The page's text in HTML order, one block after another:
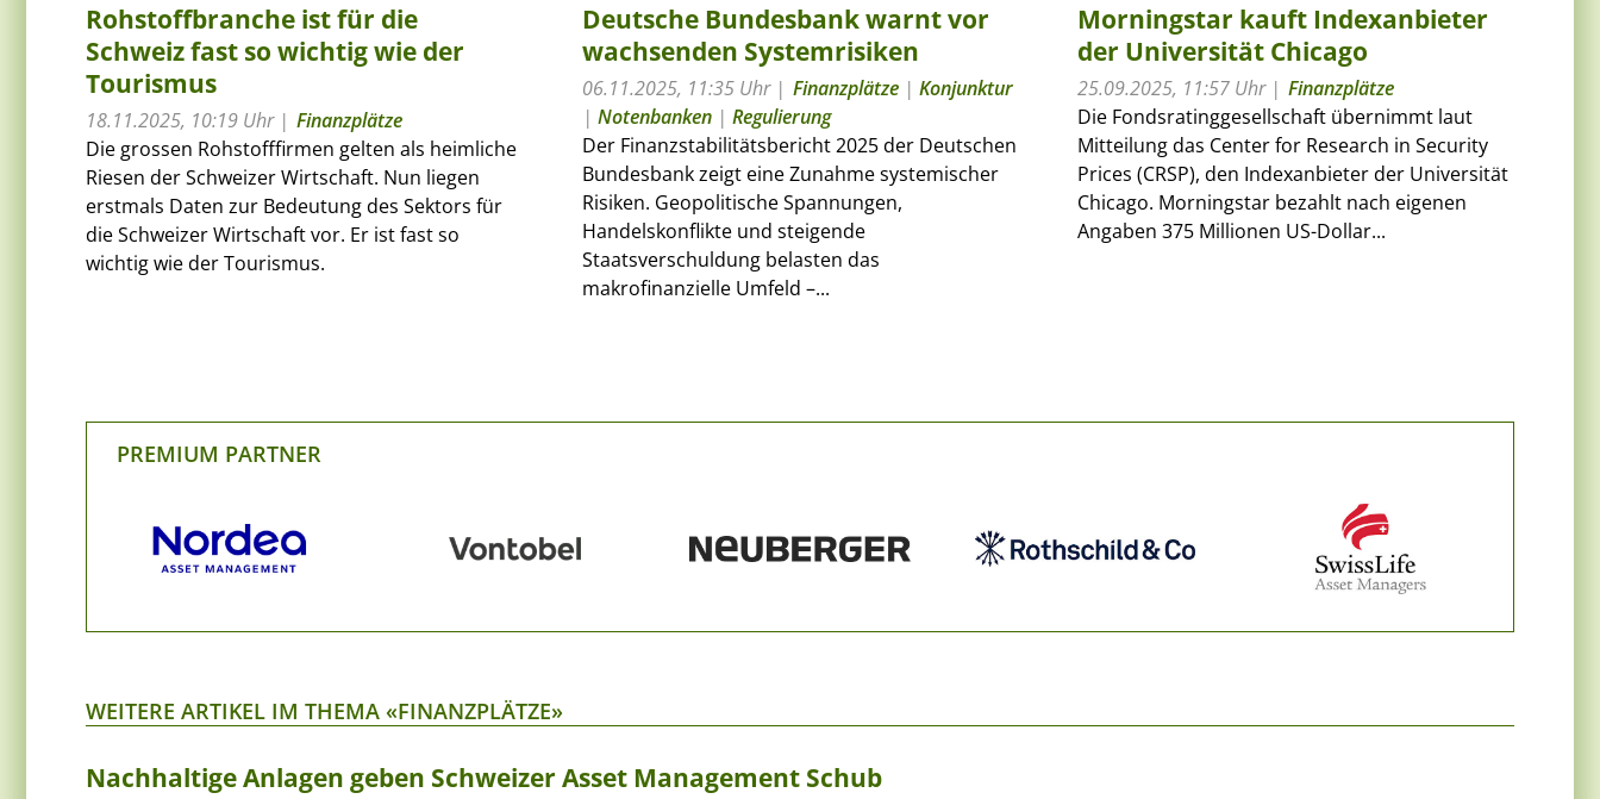
Rohstoffbranche ist für die
Schweiz fast so wichtig wie der
Tourismus
18.11.2025, 10:19 Uhr
Finanzplätze
Die grossen Rohstofffirmen gelten als heimliche
Riesen der Schweizer Wirtschaft. Nun liegen
erstmals Daten zur Bedeutung des Sektors für
die Schweizer Wirtschaft vor. Er ist fast so
wichtig wie der Tourismus.
Deutsche Bundesbank warnt vor
wachsenden Systemrisiken
06.11.2025, 11:35 Uhr Finanzplätze| Konjunktur
| Notenbanken| Regulierung
Der Finanzstabilitätsbericht 2025 der Deutschen
Bundesbank zeigt eine Zunahme systemischer
Risiken. Geopolitische Spannungen,
Handelskonflikte und steigende
Staatsverschuldung belasten das
makrofinanzielle Umfeld –...
Morningstar kauft Indexanbieter
der Universität Chicago
25.09.2025, 11:57 Uhr
Finanzplätze
Die Fondsratinggesellschaft übernimmt laut
Mitteilung das Center for Research in Security
Prices (CRSP), den Indexanbieter der Universität
Chicago. Morningstar bezahlt nach eigenen
Angaben 375 Millionen US-Dollar...
PREMIUM PARTNER
WEITERE ARTIKEL IM THEMA «FINANZPLÄTZE»
Nachhaltige Anlagen geben Schweizer Asset Management Schub